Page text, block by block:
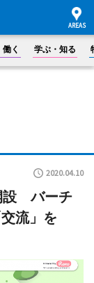
く 学ぶ・知る
2020.04.10
設 バーチ
流」を